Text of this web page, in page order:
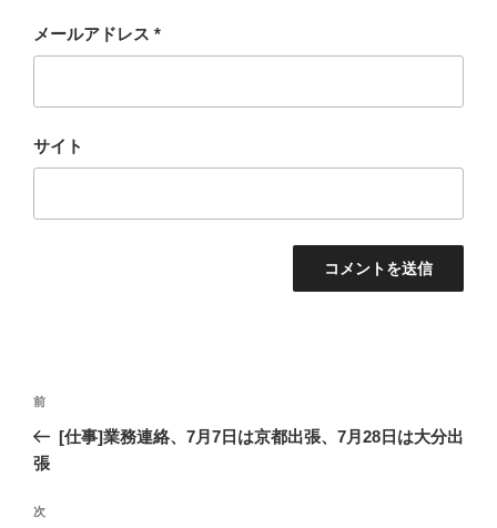
メールアドレス *
サイト
投
ナ
ゲ
過
去
の
稿
前
[仕事]業務連絡、7月7日は京都出張、7月28日は大分出
張
次
次